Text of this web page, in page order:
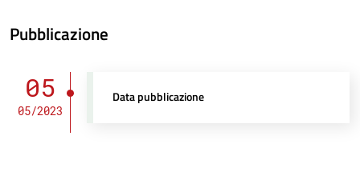
Pubblicazione
05
05/2023
Data pubblicazione